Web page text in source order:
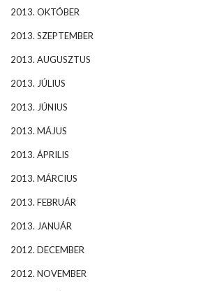
2013. OKTÓBER
2013. SZEPTEMBER
2013. AUGUSZTUS
2013. JÚLIUS
2013. JÚNIUS
2013. MÁJUS
2013. ÁPRILIS
2013. MÁRCIUS
2013. FEBRUÁR
2013. JANUÁR
2012. DECEMBER
2012. NOVEMBER